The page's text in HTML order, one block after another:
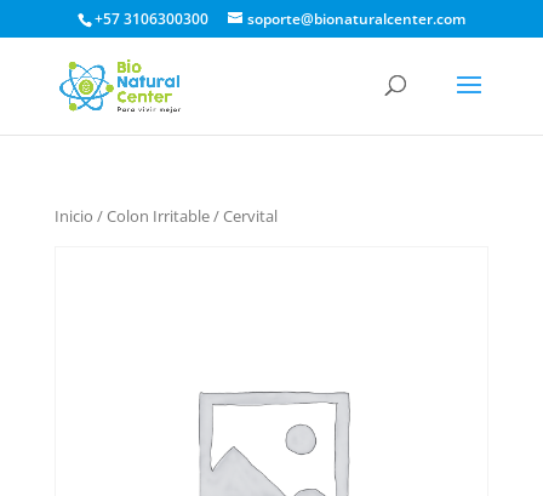
+57 3106300300 soporte@bionaturalcenter.com
Inicio /Colon Irritable/ Cervital